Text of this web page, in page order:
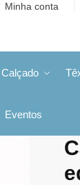
Minha conta
Eventos